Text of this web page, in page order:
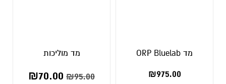
מד ORP Bluelab
₪975.00
מד מוליכות
₪95.00
₪70.00